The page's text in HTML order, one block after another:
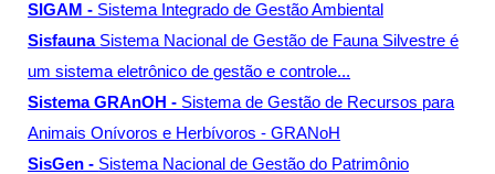
SIGAM - Sistema Integrado de Gestão Ambiental
Sisfauna Sistema Nacional de Gestão de Fauna Silvestre é
um sistema eletrônico de gestão e controle...
Sistema GRAnOH - Sistema de Gestão de Recursos para
Animais Onívoros e Herbívoros - GRANoH
SisGen - Sistema Nacional de Gestão do Patrimônio